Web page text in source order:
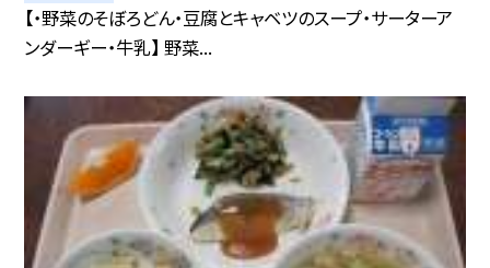
【・野菜のそぼろどん・豆腐とキャベツのスープ・サーターア
ンダーギー・牛乳】 野菜...